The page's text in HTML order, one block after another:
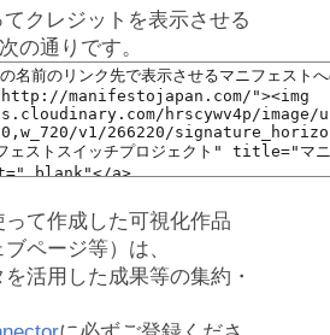
クレジットを表示させる
の通りです。
って作成した可視化作品
ブページ等）は、
活用した成果等の集約・